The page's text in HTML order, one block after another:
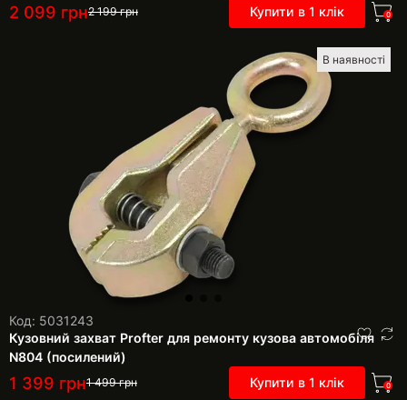
2 099 грн2 199грн Купити в 1 клік 0
В наявності
Код: 5031243
Кузовний захват Profter для ремонту кузова автомобіля
N804 (посилений)
1 399 грн1 499грн Купити в 1 клік 0